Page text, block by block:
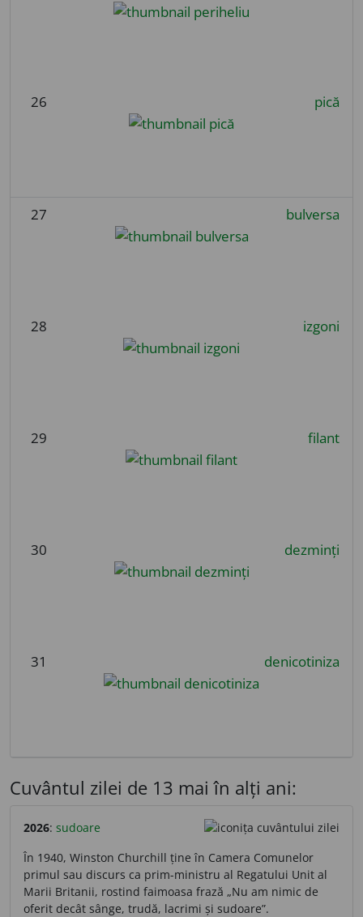
26 pică
27 bulversa
28 izgoni
29 filant
30 dezminți
31 denicotiniza
Cuvântul zilei de 13 mai în alți ani:
2026: sudoare
În 1940, Winston Churchill ține în Camera Comunelor
primul sau discurs ca prim-ministru al Regatului Unit al
Marii Britanii, rostind faimoasa frază „Nu am nimic de
oferit decât sânge, trudă, lacrimi și sudoare”.